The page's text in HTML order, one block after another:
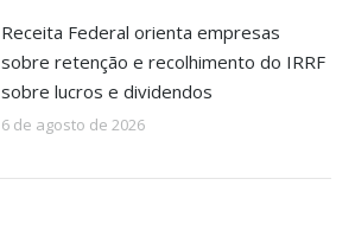
Receita Federal orienta empresas
sobre retenção e recolhimento do IRRF
sobre lucros e dividendos
6 de agosto de 2026